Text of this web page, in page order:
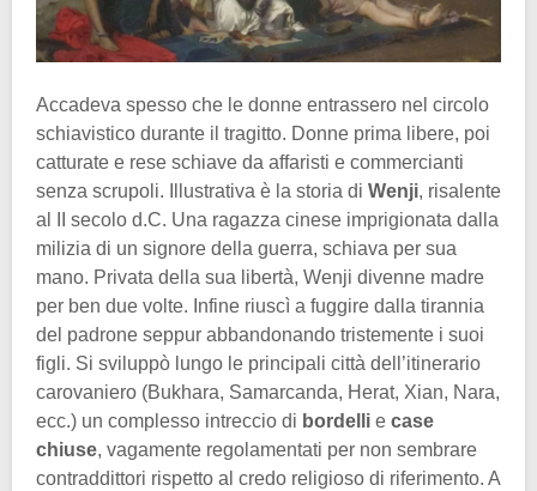
Accadeva spesso che le donne entrassero nel circolo
schiavistico durante il tragitto. Donne prima libere, poi
catturate e rese schiave da affaristi e commercianti
senza scrupoli. Illustrativa è la storia di Wenji, risalente
al II secolo d.C. Una ragazza cinese imprigionata dalla
milizia di un signore della guerra, schiava per sua
mano. Privata della sua libertà, Wenji divenne madre
per ben due volte. Infine riuscì a fuggire dalla tirannia
del padrone seppur abbandonando tristemente i suoi
figli. Si sviluppò lungo le principali città dell’itinerario
carovaniero (Bukhara, Samarcanda, Herat, Xian, Nara,
ecc.) un complesso intreccio di bordelli e case
chiuse, vagamente regolamentati per non sembrare
contraddittori rispetto al credo religioso di riferimento. A